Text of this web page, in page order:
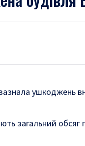
ушкоджень
загальний